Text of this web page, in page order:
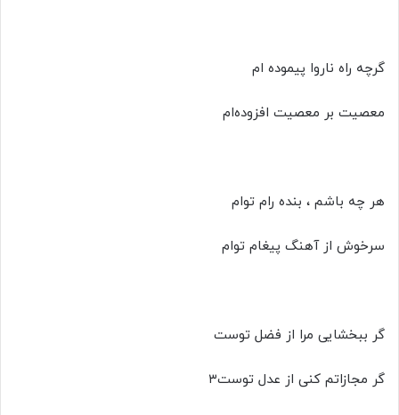
گرچه راه ناروا پیموده ام
معصیت بر معصیت افزوده‌ام
هر چه باشم ، بنده رام توام
سرخوش از آهنگ پیغام توام
گر ببخشایی مرا از فضل توست
گر مجازاتم کنی از عدل توست۳